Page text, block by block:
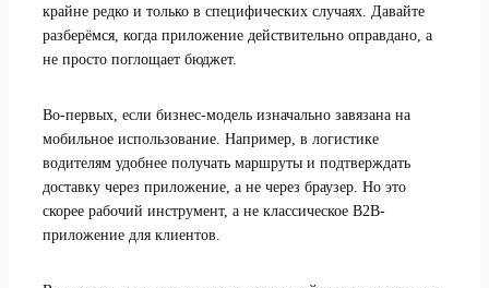
крайне редко и только в специфических случаях. Давайте
разберёмся, когда приложение действительно оправдано, а
не просто поглощает бюджет.
Во-первых, если бизнес-модель изначально завязана на
мобильное использование. Например, в логистике
водителям удобнее получать маршруты и подтверждать
доставку через приложение, а не через браузер. Но это
скорее рабочий инструмент, а не классическое B2B-
приложение для клиентов.